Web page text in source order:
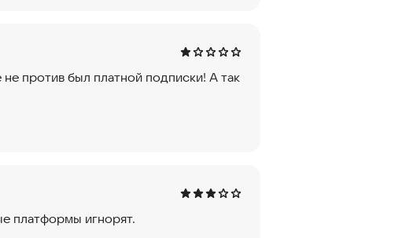
против был платной подписки! А так
платформы игнорят.